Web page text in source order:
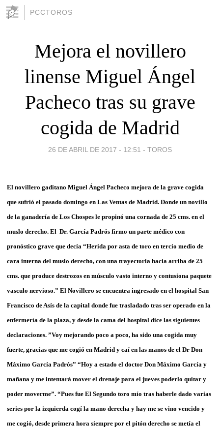
PCCTOROS
Mejora el novillero
linense Miguel Ángel
Pacheco tras su grave
cogida de Madrid
26 DE ABRIL DE 2017 - 12:51 - TOROS
El novillero gaditano Miguel Ángel Pacheco mejora de la grave cogida
que sufrió el pasado domingo en Las Ventas de Madrid. Donde un novillo
de la ganadería de Los Chospes le propinó una cornada de 25 cms. en el
muslo derecho. El Dr. García Padrós firmo un parte médico con
pronóstico grave que decía “Herida por asta de toro en tercio medio de
cara interna del muslo derecho, con una trayectoria hacia arriba de 25
cms. que produce destrozos en músculo vasto interno y contusiona paquete
vasculo nervioso.” El Novillero se encuentra ingresado en el hospital San
Francisco de Asís de la capital donde fue trasladado tras ser operado en la
enfermería de la plaza, y desde la cama del hospital dice las siguientes
declaraciones. ”Voy mejorando poco a poco, ha sido una cogida muy
fuerte, gracias que me cogió en Madrid y caí en las manos de el Dr Don
Máximo García Padrós” “Hoy a estado el doctor Don Máximo García y
mañana y me intentará mover el drenaje para el jueves poderlo quitar y
poder moverme”. “Pues fue El Segundo toro mío tras haberle dado varias
series por la izquierda cogí la mano derecha y hay me se vino vencido y
me cogió, desde primera hora siempre por el pitón derecho se metía el